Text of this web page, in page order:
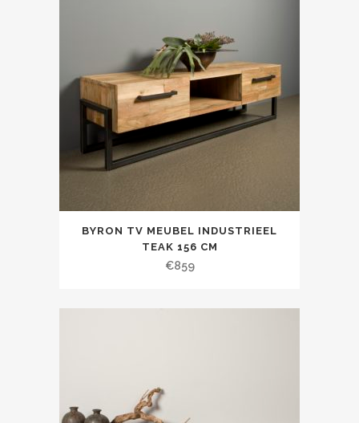
BYRON TV MEUBEL INDUSTRIEEL
TEAK 156 CM
€859